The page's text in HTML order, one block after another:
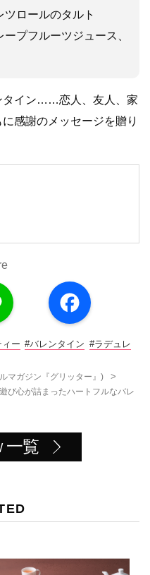
ロールのタルト
プフルーツジュース、
タイン……恋人、友人、家
感謝のメッセージを贈り
a
c
o
ー #バレンタイン #ラデュレ
マガジン『グリッター』) >
び心が詰まったハートフルなバレ
一覧